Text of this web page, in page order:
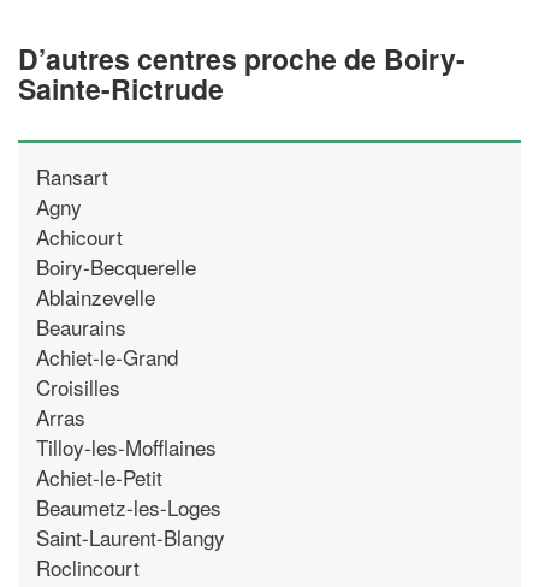
D’autres centres proche de Boiry-
Sainte-Rictrude
Ransart
Agny
Achicourt
Boiry-Becquerelle
Ablainzevelle
Beaurains
Achiet-le-Grand
Croisilles
Arras
Tilloy-les-Mofflaines
Achiet-le-Petit
Beaumetz-les-Loges
Saint-Laurent-Blangy
Roclincourt